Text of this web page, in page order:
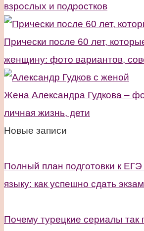
взрослых и подростков
Прически после 60 лет,
женщину: фото вариантов,
Жена Александра Гудкова –
личная жизнь, дети
Новые записи
Полный план подготовки к ЕГЭ
языку: как успешно сдать
Почему турецкие сериалы так